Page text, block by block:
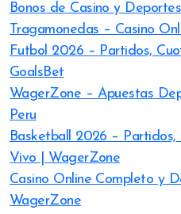
Bonos de Casino y
Tragamonedas – Casino
Futbol 2026 – Partidos,
GoalsBet
WagerZone – Apuestas
Peru
Basketball 2026 –
Vivo | WagerZone
Casino Online Completo y
WagerZone